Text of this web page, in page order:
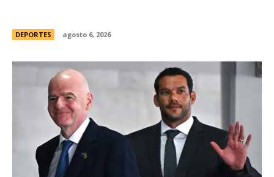
DEPORTES agosto 6, 2026